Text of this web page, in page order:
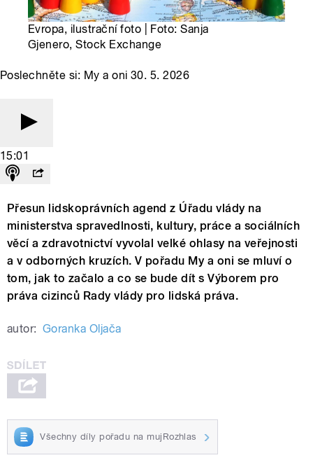
Evropa, ilustrační foto | Foto: Sanja
Gjenero, Stock Exchange
Poslechněte si: My a oni 30. 5. 2026
15:01
Přesun lidskoprávních agend z Úřadu vlády na
ministerstva spravedlnosti, kultury, práce a sociálních
věcí a zdravotnictví vyvolal velké ohlasy na veřejnosti
a v odborných kruzích. V pořadu My a oni se mluví o
tom, jak to začalo a co se bude dít s Výborem pro
práva cizinců Rady vlády pro lidská práva.
autor: Goranka Oljača
Všechny díly pořadu na mujRozhlas